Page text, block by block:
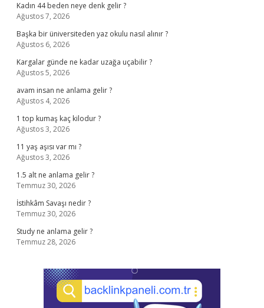
Kadın 44 beden neye denk gelir ?
Ağustos 7, 2026
Başka bir üniversiteden yaz okulu nasıl alınır ?
Ağustos 6, 2026
Kargalar günde ne kadar uzağa uçabilir ?
Ağustos 5, 2026
avam insan ne anlama gelir ?
Ağustos 4, 2026
1 top kumaş kaç kilodur ?
Ağustos 3, 2026
11 yaş aşısı var mı ?
Ağustos 3, 2026
1.5 alt ne anlama gelir ?
Temmuz 30, 2026
İstihkâm Savaşı nedir ?
Temmuz 30, 2026
Study ne anlama gelir ?
Temmuz 28, 2026